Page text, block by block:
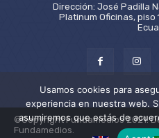
Dirección: José Padilla
Platinum Oficinas, piso
©Copyright Fundamedios 2021.
Fundamedios.
Usamos cookies para
experiencia en nuestra web.
asumiremos que estás de